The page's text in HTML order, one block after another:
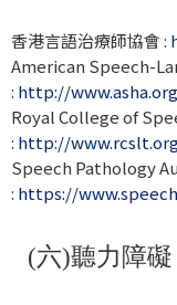
香港言語治療師協會 :
American Speech-
: http://www.asha.org
Royal College of
: http://
Speech Pathology
: https://
(六)聽力障礙